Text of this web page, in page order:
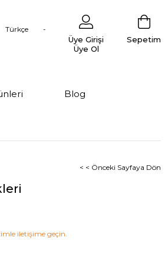
Türkçe
Sepetim
Üye Girişi
Üye Ol
Blog
< < Önceki Sayfaya Dön
iletişime geçin.